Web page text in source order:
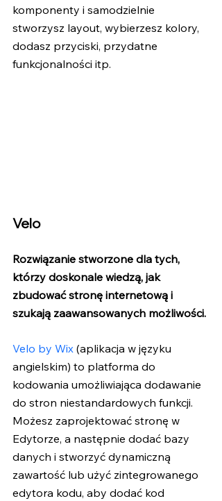
komponenty i samodzielnie
stworzysz layout, wybierzesz kolory,
dodasz przyciski, przydatne
funkcjonalności itp.
Velo
Rozwiązanie stworzone dla tych,
którzy doskonale wiedzą, jak
zbudować stronę internetową i
szukają zaawansowanych możliwości.
Velo by Wix (aplikacja w języku
angielskim) to platforma do
kodowania umożliwiająca dodawanie
do stron niestandardowych funkcji.
Możesz zaprojektować stronę w
Edytorze, a następnie dodać bazy
danych i stworzyć dynamiczną
zawartość lub użyć zintegrowanego
edytora kodu, aby dodać kod